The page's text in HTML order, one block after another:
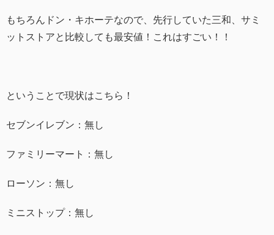
もちろんドン・キホーテなので、先行していた三和、サミ
ットストアと比較しても最安値！これはすごい！！
ということで現状はこちら！
セブンイレブン：無し
ファミリーマート：無し
ローソン：無し
ミニストップ：無し